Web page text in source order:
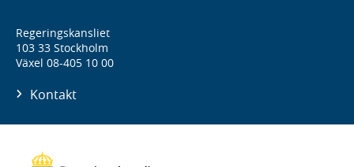
Regeringskansliet
103 33 Stockholm
Växel 08-405 10 00
Kontakt